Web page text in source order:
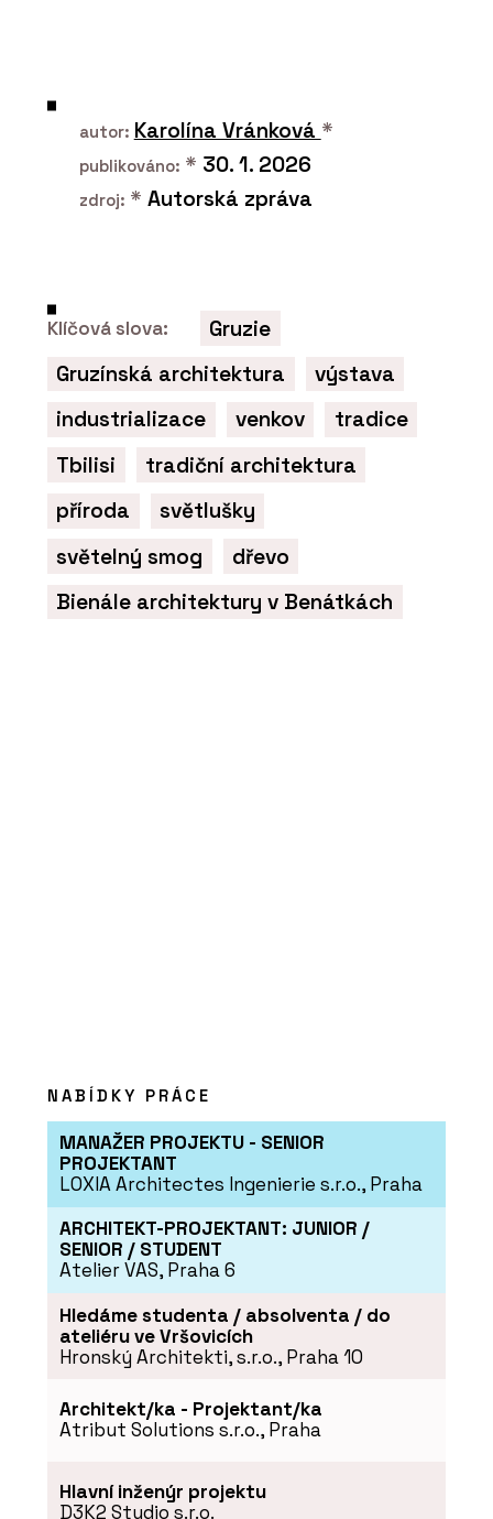
autor: Karolína Vránková *
publikováno: * 30. 1. 2026
zdroj: * Autorská zpráva
Klíčová slova:
Gruzie
Gruzínská architektura
výstava
industrializace
venkov
tradice
Tbilisi
tradiční architektura
příroda
světlušky
světelný smog
dřevo
Bienále architektury v Benátkách
NABÍDKY PRÁCE
MANAŽER PROJEKTU - SENIOR
PROJEKTANT
LOXIA Architectes Ingenierie s.r.o., Praha
ARCHITEKT-PROJEKTANT: JUNIOR /
SENIOR / STUDENT
Atelier VAS, Praha 6
Hledáme studenta / absolventa / do
ateliéru ve Vršovicích
Hronský Architekti, s.r.o., Praha 10
Architekt/ka - Projektant/ka
Atribut Solutions s.r.o., Praha
Hlavní inženýr projektu
D3K2 Studio s.r.o.